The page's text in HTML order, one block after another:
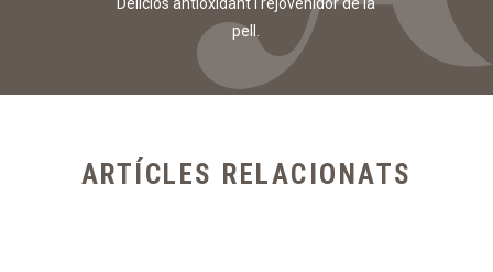
pell.
ARTÍCLES RELACIONATS